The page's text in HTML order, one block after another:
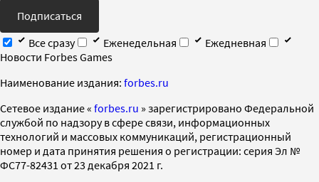
Подписаться
Все сразу
Еженедельная
Ежедневная
Новости Forbes Games
Наименование издания: forbes.ru
Cетевое издание « forbes.ru » зарегистрировано Федеральной
службой по надзору в сфере связи, информационных
технологий и массовых коммуникаций, регистрационный
номер и дата принятия решения о регистрации: серия Эл №
ФС77-82431 от 23 декабря 2021 г.